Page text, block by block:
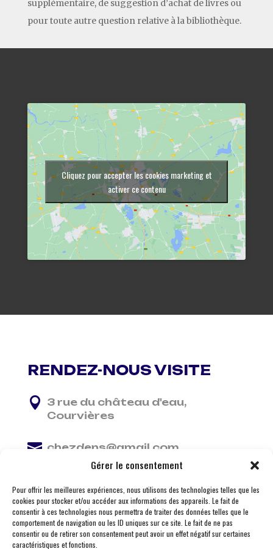
Gérer le consentement
Pour offrir les meilleures expériences, nous utilisons des technologies telles que les
cookies pour stocker et/ou accéder aux informations des appareils. Le fait de
consentir à ces technologies nous permettra de traiter des données telles que le
comportement de navigation ou les ID uniques sur ce site. Le fait de ne pas
consentir ou de retirer son consentement peut avoir un effet négatif sur certaines
caractéristiques et fonctions.
supplémentaire, de suggestion d’achat de livres ou
pour toute autre question relative à la bibliothèque.
Cliquez pour accepter les cookies marketing et
activer ce contenu
RENDEZ-NOUS VISITE
 3 rue du château d'eau,
Courvières
 chezdens@gmail.com